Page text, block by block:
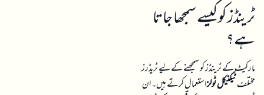
ٹرینڈز کو کیسے سمجھا جاتا
ہے؟
مارکیٹ کے ٹرینڈز کو سمجھنے کے لیے ٹریڈرز
مختلفٹیکنیکل ٹولزاستعمال کرتے ہیں۔ ان